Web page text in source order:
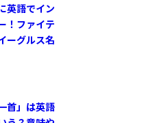
英語でイン
！ファイテ
ーグルス名
首」は英語